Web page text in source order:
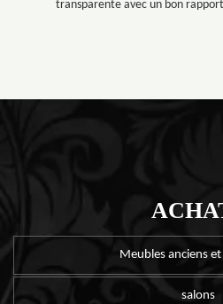
transparente avec un bon
Meubles anciens
salons